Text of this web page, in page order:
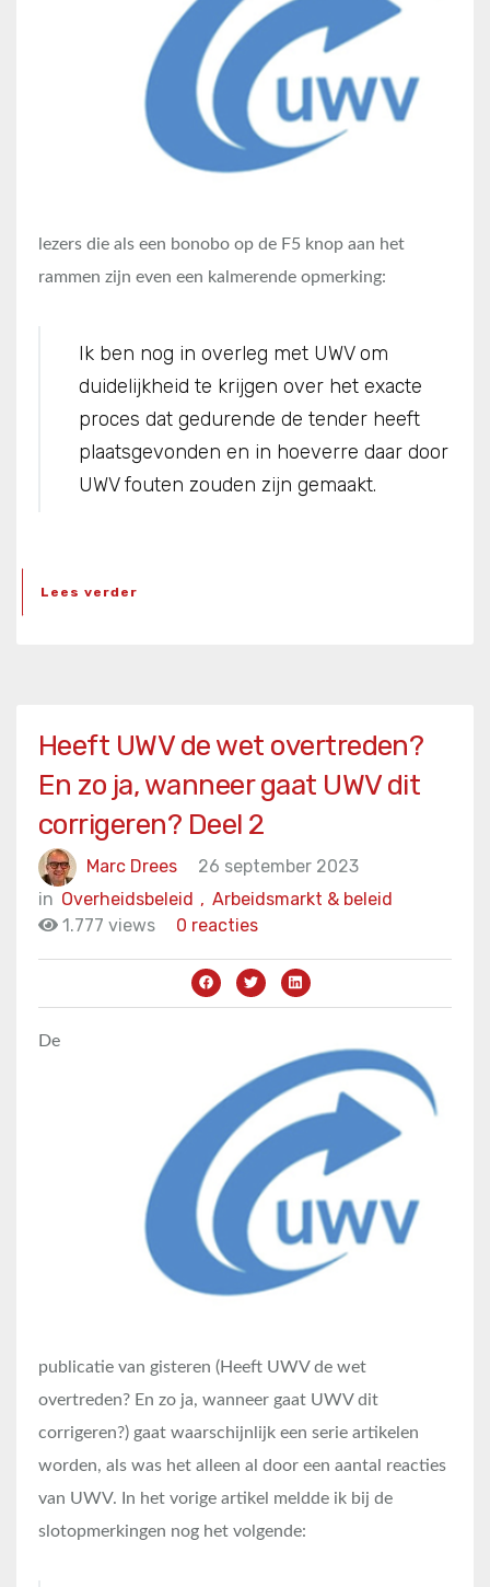
lezers die als een bonobo op de F5 knop aan het
rammen zijn even een kalmerende opmerking:
Ik ben nog in overleg met UWV om
duidelijkheid te krijgen over het exacte
proces dat gedurende de tender heeft
plaatsgevonden en in hoeverre daar door
UWV fouten zouden zijn gemaakt.
Lees verder
Heeft UWV de wet overtreden?
En zo ja, wanneer gaat UWV dit
corrigeren? Deel 2
Marc Drees
26 september 2023
in
Arbeidsmarkt & beleid
Overheidsbeleid ,
1.777 views
0 reacties
De
publicatie van gisteren (Heeft UWV de wet
overtreden? En zo ja, wanneer gaat UWV dit
corrigeren?) gaat waarschijnlijk een serie artikelen
worden, als was het alleen al door een aantal reacties
van UWV. In het vorige artikel meldde ik bij de
slotopmerkingen nog het volgende: